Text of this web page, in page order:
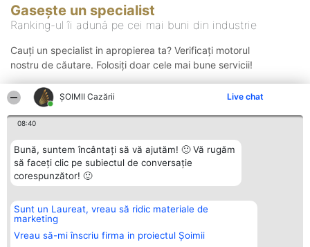
ȘOIMII Cazării Live chat
08:40
Bună, suntem încântați să vă ajutăm! 🙂 Vă rugăm
să faceți clic pe subiectul de conversație
corespunzător! 🙂
Sunt un Laureat, vreau să ridic materiale de
marketing
Vreau să-mi înscriu firma in proiectul Șoimii
Gasește un specialist
Ranking-ul îi adună pe cei mai buni din industrie
Cauți un specialist in apropierea ta? Verificați motorul
nostru de căutare. Folosiți doar cele mai bune servicii!
Organizator Ranking
BRIGHT SOLUTIONS BR SRL
Aleea Timisul De Sus 2 Bl. A30
Sc. A Et. 4 Ap. 13 Cod 061952
Plebiscyt
Lista Tuturor
Laureaților
Contact